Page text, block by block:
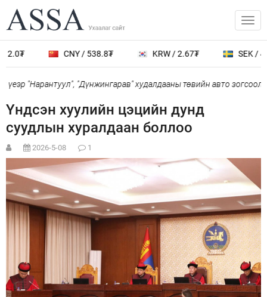
CNY / 538.8₮ KRW / 2.67₮ SEK /
"Нарантуул", "Дүнжингарав" худалдааны төвийн авто зогсоолыг
Үндсэн хуулийн цэцийн дунд
суудлын хуралдаан боллоо
2026-5-08 1